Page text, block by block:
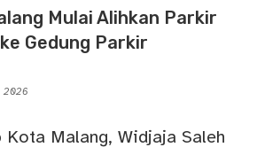
Mulai Alihkan Parkir
Gedung Parkir
2026